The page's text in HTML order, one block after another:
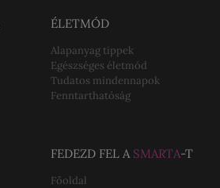
ÉLETMÓD
Alapanyag tippek
Egészséges életmód
Tudatos mindennapok
Fenntarthatóság
FEDEZD FEL A SMARTA-T
Főoldal